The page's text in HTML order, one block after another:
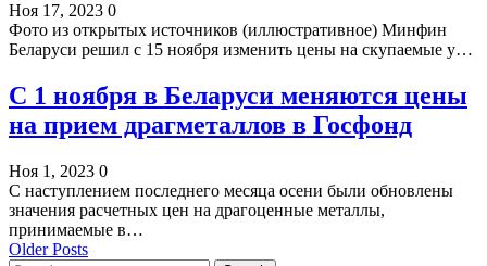
Ноя 17, 2023 0
Фото из открытых источников (иллюстративное) Минфин
Беларуси решил с 15 ноября изменить цены на скупаемые у…
С 1 ноября в Беларуси меняются цены
на прием драгметаллов в Госфонд
Ноя 1, 2023 0
С наступлением последнего месяца осени были обновлены
значения расчетных цен на драгоценные металлы,
принимаемые в…
Older Posts